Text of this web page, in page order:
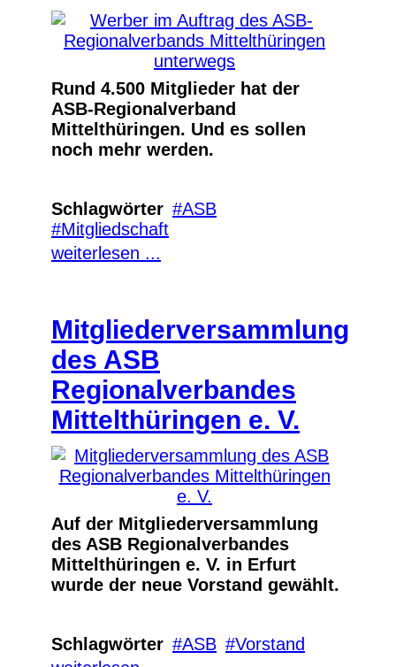
Rund 4.500 Mitglieder hat der
ASB-Regionalverband
Mittelthüringen. Und es sollen
noch mehr werden.
Schlagwörter
ASB
Mitgliedschaft
weiterlesen ...
Mitgliederversammlung
des ASB
Regionalverbandes
Mittelthüringen e. V.
Auf der Mitgliederversammlung
des ASB Regionalverbandes
Mittelthüringen e. V. in Erfurt
wurde der neue Vorstand gewählt.
Schlagwörter ASB
Vorstand